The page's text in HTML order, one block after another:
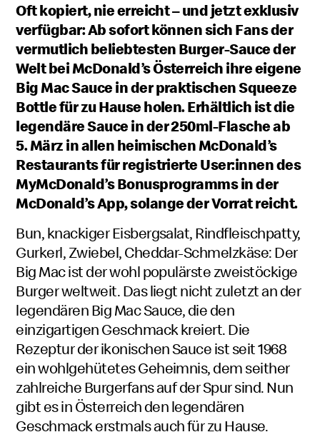
Oft kopiert, nie erreicht – und jetzt exklusiv
verfügbar: Ab sofort können sich Fans der
vermutlich beliebtesten Burger-Sauce der
Welt bei McDonald’s Österreich ihre eigene
Big Mac Sauce in der praktischen Squeeze
Bottle für zu Hause holen. Erhältlich ist die
legendäre Sauce in der 250ml-Flasche ab
5. März in allen heimischen McDonald’s
Restaurants für registrierte User:innen des
MyMcDonald’s Bonusprogramms in der
McDonald’s App, solange der Vorrat reicht.
Bun, knackiger Eisbergsalat, Rindfleischpatty,
Gurkerl, Zwiebel, Cheddar-Schmelzkäse: Der
Big Mac ist der wohl populärste zweistöckige
Burger weltweit. Das liegt nicht zuletzt an der
legendären Big Mac Sauce, die den
einzigartigen Geschmack kreiert. Die
Rezeptur der ikonischen Sauce ist seit 1968
ein wohlgehütetes Geheimnis, dem seither
zahlreiche Burgerfans auf der Spur sind. Nun
gibt es in Österreich den legendären
Geschmack erstmals auch für zu Hause.